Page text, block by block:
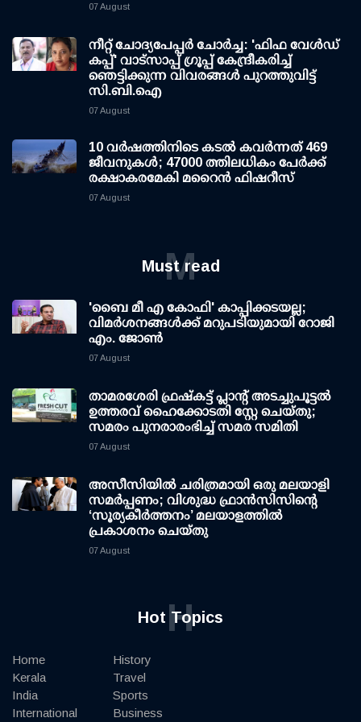
07 August
നീറ്റ് ചോദ്യപേപ്പര്‍ ചോര്‍ച്ച: 'ഫിഫ വേള്‍ഡ്
കപ്പ്' വാട്സാപ്പ് ഗ്രൂപ്പ് കേന്ദ്രീകരിച്ച്
ഞെട്ടിക്കുന്ന വിവരങ്ങള്‍ പുറത്തുവിട്ട്
സി.ബി.ഐ
07 August
10 വര്‍ഷത്തിനിടെ കടല്‍ കവര്‍ന്നത് 469
ജീവനുകള്‍; 47000 ത്തിലധികം പേര്‍ക്ക്
രക്ഷാകരമേകി മറൈന്‍ ഫിഷറീസ്
07 August
Must read
M
'ബൈ മീ എ കോഫി' കാപ്പിക്കടയല്ല;
വിമര്‍ശനങ്ങള്‍ക്ക് മറുപടിയുമായി റോജി
എം. ജോണ്‍
07 August
താമരശേരി ഫ്രഷ്കട്ട് പ്ലാന്റ് അടച്ചുപൂട്ടൽ
ഉത്തരവ് ഹൈക്കോടതി സ്റ്റേ ചെയ്തു;
സമരം പുനരാരംഭിച്ച് സമര സമിതി
07 August
അസീസിയിൽ ചരിത്രമായി ഒരു മലയാളി
സമർപ്പണം; വിശുദ്ധ ഫ്രാൻസിസിന്റെ
‘സൂര്യകീർത്തനം’ മലയാളത്തിൽ
പ്രകാശനം ചെയ്തു
07 August
Hot Topics
H
Home
Kerala
India
International
History
Travel
Sports
Business